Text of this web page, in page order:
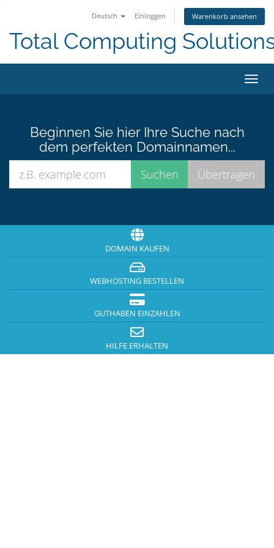
Deutsch Einloggen Warenkorb ansehen
Total Computing
ein-/
Beginnen Sie hier Ihre Suche nach
dem perfekten Domainnamen...
DOMAIN KAUFEN
WEBHOSTING BESTELLEN
GUTHABEN EINZAHLEN
HILFE ERHALTEN